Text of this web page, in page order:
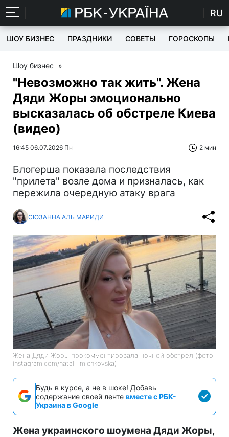
RU
ШОУ БИЗНЕС ПРАЗДНИКИ СОВЕТЫ ГОРОСКОПЫ
Шоу бизнес »
"Невозможно так жить". Жена
Дяди Жоры эмоционально
высказалась об обстреле Киева
(видео)
16:45 06.07.2026 Пн 2 мин
Блогерша показала последствия
"прилета" возле дома и призналась, как
пережила очередную атаку врага
СЮЗАННА АЛЬ МАРИДИ
Жена Дяди Жоры прокомментировала ночной обстрел (фото:
instagram.com/natali_michkovska)
Будь в курсе, а не в шоке! Добавь
содержание своей ленте вместе с РБК-
Украина в Google
Жена украинского шоумена Дяди Жоры,